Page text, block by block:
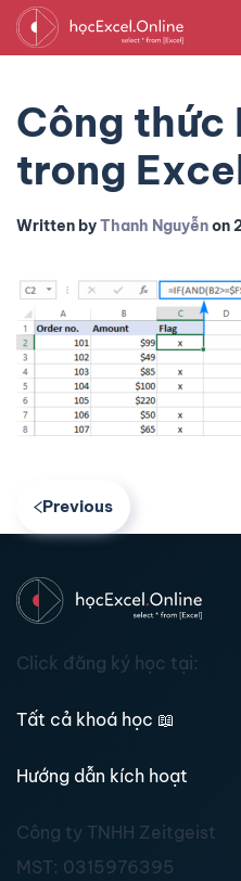
Công thức
trong
Written byThanh Nguyễnon
Previous
Click đăng ký học tại:
Tất cả khoá học 📖
Hướng dẫn kích hoạt
Công ty TNHH Zeitgeist
MST: 0315976395